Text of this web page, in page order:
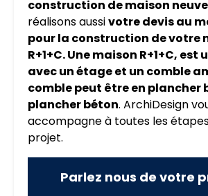
construction de maison neuve
réalisons aussivotre devis au
pour la construction de votre
R+1+C. Une maison R+1+C, est
avec un étage et un comble
comble peut être en plancher
plancher béton. ArchiDesign
accompagne à toutes les
projet.
Parlez nous de votre